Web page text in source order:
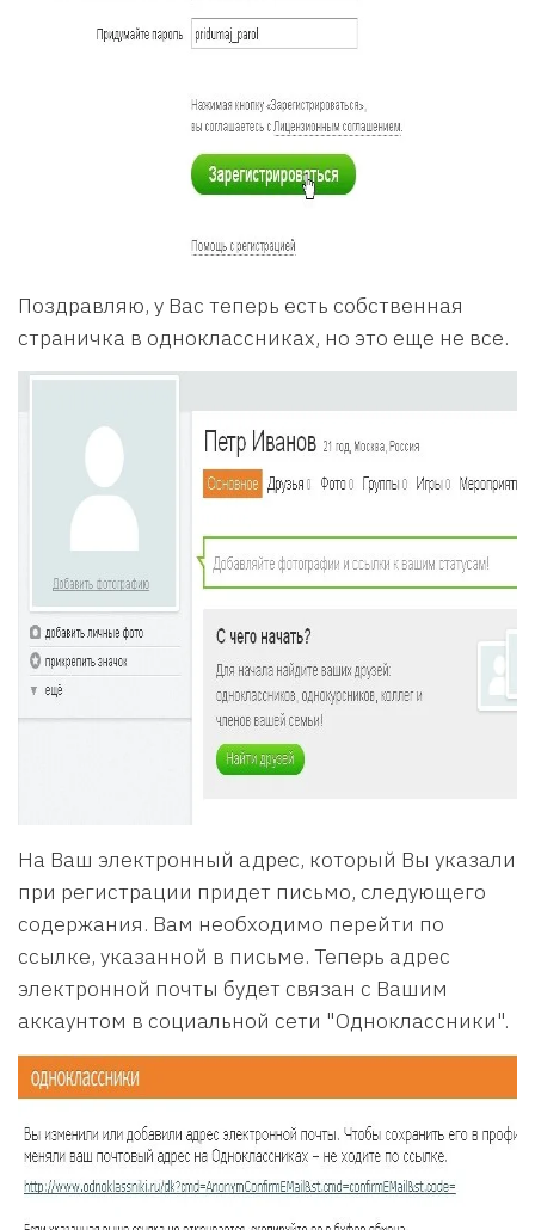
Поздравляю, у Вас теперь есть собственная
страничка в одноклассниках, но это еще не все.
На Ваш электронный адрес, который Вы указали
при регистрации придет письмо, следующего
содержания. Вам необходимо перейти по
ссылке, указанной в письме. Теперь адрес
электронной почты будет связан с Вашим
аккаунтом в социальной сети "Одноклассники".